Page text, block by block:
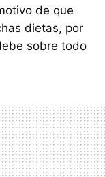
de que
dietas, por
sobre todo